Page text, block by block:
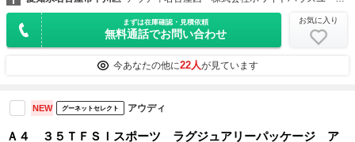
まずは在庫確認・見積依頼
無料通話でお問い合わせ
お気に入り
今あなたの他に22人が見ています
NEW グーネットセレクト アウディ
Ａ４ ３５ＴＦＳＩスポーツ ラグジュアリーパッケージ ア